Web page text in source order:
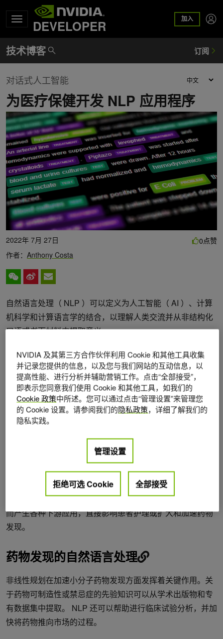
DEVELOPER 加入
对话式人工智能
为医疗保健开发 NLP 应用程序
2022年 7月 27日
作者： Anthony Costa
0点赞
自然语言处理（ NLP ）可以定义为人工智能（ AI ）、计算
机科学和计算语言学的结合，以理解人类交流并从非结构化
口语或书面材料中提取意义。
在过去几年中，医疗保健的非线性规划用例有所增加，以通
过语言理解和预测分析加快治疗学的发展，提高患者护理质
量。
医疗保健行业产生大量非结构化数据，但如果不找到以可计
算形式构造和表示该数据的方法，就很难获得见解。开发人
疗保健组织利用相关见解，改善医疗保健服务和患者护理。
Transformer– 基于文本的自然语言处理已成为基于文本的医
疗保健工作流性能的范式转变。由于其多功能性， NLP 几乎
可以构建任何专有或公共数据，以 Spark 洞察医疗保健，从
而产生各种下游应用，直接影响患者护理或扩大和加速药物
发现。
药物发现的自然语言处理
非线性规划在加速小分子药物发现方面发挥着关键作用。关
于药物可制造性或禁忌症的先验知识可以从学术出版物和专
有数据集中提取。 NLP 还可以帮助进行临床试验分析，并加
快将药物推向市场的过程。
NVIDIA 及其第三方合作伙伴利用 Cookie 和其他工具收集
并记录您提供的信息，以及您与我们网站的互动信息，以
提高性能、进行分析并辅助营销工作。点击“全部接受”，
即表示您同意我们使用 Cookie 和其他工具，如我们的
Cookie 政策中所述。您可以通过点击“管理设置”来管理您
的 Cookie 设置。请参阅我们的隐私政策，详细了解我们的
隐私实践。
管理设置
拒绝可选 Cookie 全部接受